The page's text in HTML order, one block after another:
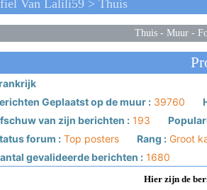
Van Lalili59 > Thuis
Thuis- Muur-
Geplaatst op de muur :39760
van zijn berichten :193
forum :Top posters Rang :Groot
gevalideerde berichten :1680
Hier zijn de